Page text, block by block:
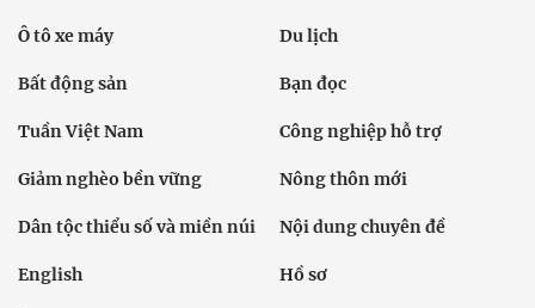
Ô tô xe máy Du lịch
Bất động sản Bạn đọc
Tuần Việt Nam Công nghiệp hỗ trợ
Giảm nghèo bền vững Nông thôn mới
Dân tộc thiểu số và miền núi Nội dung chuyên đề
English Hồ sơ